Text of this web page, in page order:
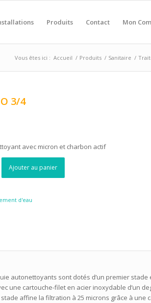
Produits Contact Mon
Vous êtes ici : Accueil / Produits / Sanitaire /
3/4
avec micron et charbon actif
Ajouter au panier
d'eau
autonettoyants sont dotés d’un premier
une cartouche-filet en acier inoxydable d’un
affine la filtration à 25 microns grâce à une